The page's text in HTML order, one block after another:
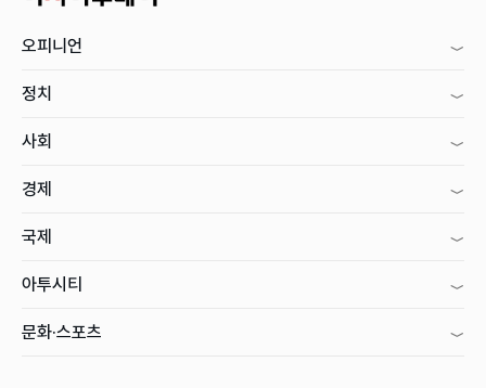
오피니언
정치
사회
경제
국제
아투시티
문화·스포츠